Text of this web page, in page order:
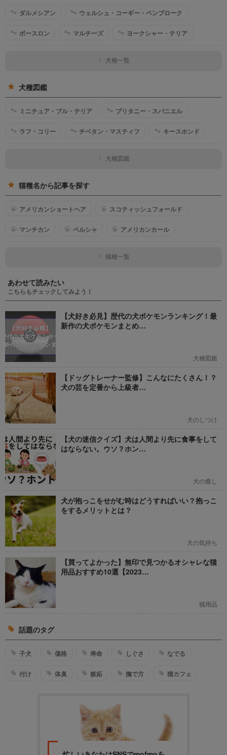
ダルメシアン ウェルシュ・コーギー・ペンブローク
ボースロン マルチーズ ヨークシャー・テリア
犬種一覧
犬種図鑑
ミニチュア・ブル・テリア ブリタニー・スパニエル
ラフ・コリー チベタン・マスティフ キースホンド
犬種図鑑
猫種名から記事を探す
アメリカンショートヘア スコティッシュフォールド
マンチカン ペルシャ アメリカンカール
猫種一覧
あわせて読みたい
こちらもチェックしてみよう！
【犬好き必見】歴代の犬ポケモンランキング！最
新作の犬ポケモンまとめ…
犬種図鑑
【ドッグトレーナー監修】こんなにたくさん！？
犬の芸を定番から上級者…
犬のしつけ
【犬の迷信クイズ】犬は人間より先に食事をして
はならない。ウソ？ホン…
犬の癒し
犬が抱っこをせがむ時はどうすればいい？抱っこ
をするメリットとは？
犬の気持ち
【買ってよかった】無印で見つかるオシャレな猫
用品おすすめ10選【2023…
猫用品
話題のタグ
子犬 価格 寿命 しぐさ なでる
付け 体臭 嫉妬 撫で方 猫カフェ